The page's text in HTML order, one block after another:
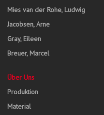
Mies van der Rohe, Ludwig
Jacobsen, Arne
Gray, Eileen
Breuer, Marcel
Über Uns
Produktion
Material